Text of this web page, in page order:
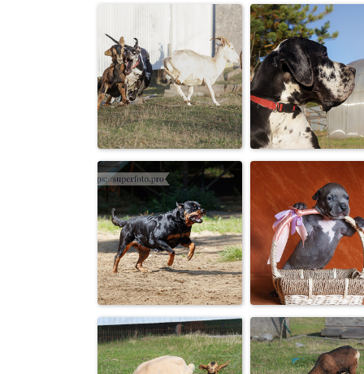
Прятки Догонялки
«Рога, копыта…
главное — у кого
ЗУБЫ!»
Мой
сВинкс 🤪